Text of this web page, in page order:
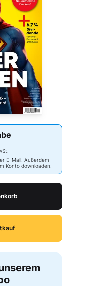
E-Mail. Außerdem
Konto downloaden.